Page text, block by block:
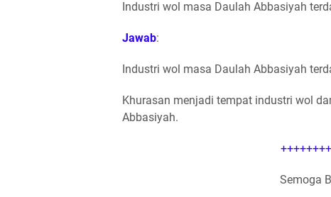
Industri wol masa Daulah Abbasiyah
Jawab:
Industri wol masa Daulah Abbasiyah
Khurasan menjadi tempat industri wol
Abbasiyah.
Semoga